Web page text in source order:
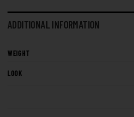
ADDITIONAL INFORMATION
WEIGHT
LOOK